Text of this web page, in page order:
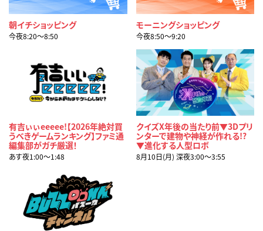
朝イチショッピング
今夜8:20〜8:50
モーニングショッピング
今夜8:50〜9:20
有吉ぃぃeeeee!【2026年絶対買
うべきゲームランキング】ファミ通
編集部がガチ厳選！
あす夜1:00〜1:48
クイズX年後の当たり前▼3Dプリ
ンターで建物や神経が作れる!?
▼進化する人型ロボ
8月10日(月) 深夜3:00〜3:55